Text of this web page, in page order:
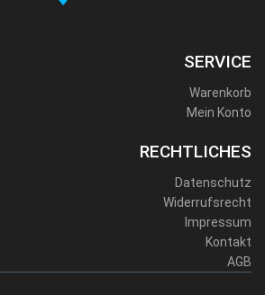
SERVICE
Warenkorb
Mein Konto
RECHTLICHES
Datenschutz
Widerrufsrecht
Impressum
Kontakt
AGB